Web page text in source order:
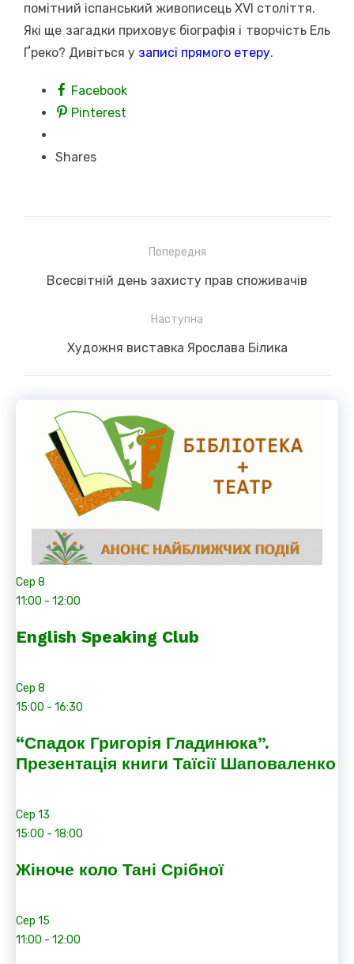
помітний іспанський живописець XVI століття.
Які ще загадки приховує біографія і творчість Ель
Ґреко? Дивіться у записі прямого етеру.
Facebook
Pinterest
Shares
записів
Попередня
Previous
Всесвітній день захисту прав споживачів
Наступна
Next
Художня виставка Ярослава Білика
Сер 8
11:00 - 12:00
English Speaking Club
Сер 8
15:00 - 16:30
“Спадок Григорія Гладинюка”.
Презентація книги Таїсії Шаповаленко
Сер 13
15:00 - 18:00
Жіноче коло Тані Срібної
Сер 15
11:00 - 12:00